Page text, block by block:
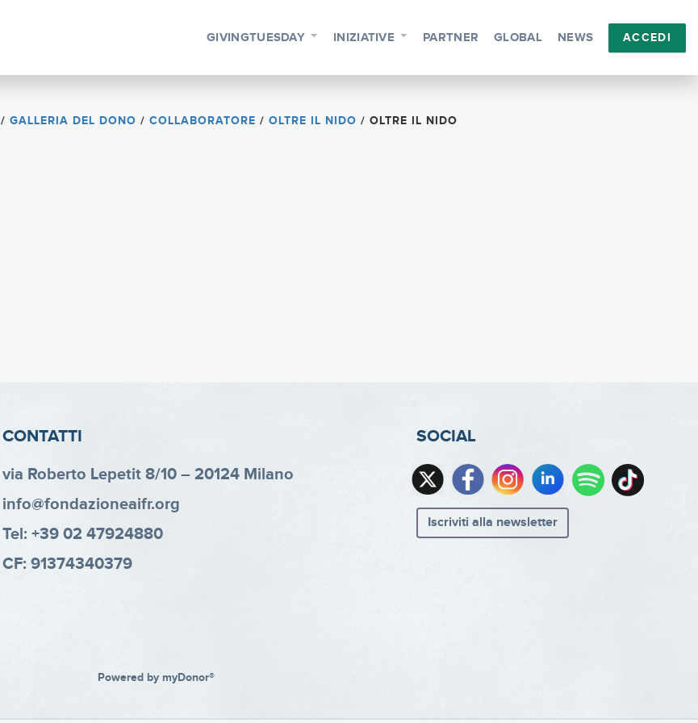
GIVINGTUESDAY INIZIATIVE PARTNER GLOBAL NEWS ACCEDI
/ GALLERIA DEL DONO / COLLABORATORE / OLTRE IL NIDO / OLTRE IL NIDO
CONTATTI
via Roberto Lepetit 8/10 – 20124 Milano
info@fondazioneaifr.org
Tel: +39 02 47924880
CF: 91374340379
SOCIAL
Iscriviti alla newsletter
Powered by myDonor®